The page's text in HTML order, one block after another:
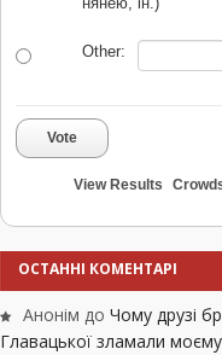
Other:
Vote
View Results
ОСТАННІ КОМЕНТАРІ
Анонім до Чому друзі
Главацької зламали